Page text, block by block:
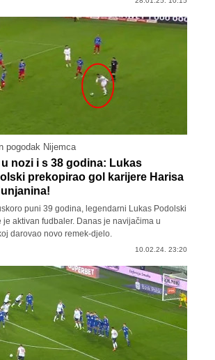
pogodak Nijemca
nozi i s 38 godina: Lukas
prekopirao gol karijere Harisa
puni 39 godina, legendarni Lukas Podolski
je aktivan fudbaler. Danas je navijačima u
darovao novo remek-djelo.
10.02.24. 23:20